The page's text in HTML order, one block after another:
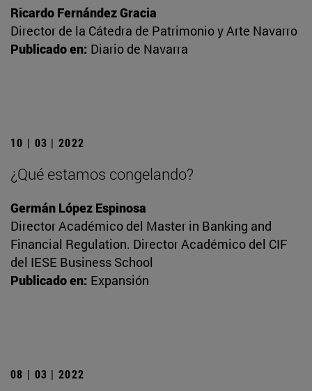
Ricardo Fernández Gracia
Director de la Cátedra de Patrimonio y Arte Navarro
Publicado en: Diario de Navarra
10 | 03 | 2022
¿Qué estamos congelando?
Germán López Espinosa
Director Académico del Master in Banking and
Financial Regulation. Director Académico del CIF
del IESE Business School
Publicado en: Expansión
08 | 03 | 2022